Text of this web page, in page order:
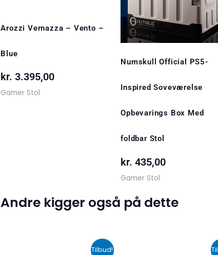
Arozzi Vernazza – Vento –
Blue
kr. 3.395,00
Gamer Stol
Numskull Official PS5-
Inspired Soveværelse
Opbevarings Box Med
foldbar Stol
kr. 435,00
Gamer Stol
Andre kigger også på dette
Tilbud!